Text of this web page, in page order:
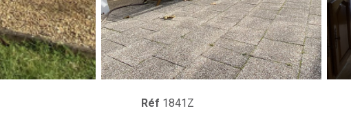
Réf 1841Z